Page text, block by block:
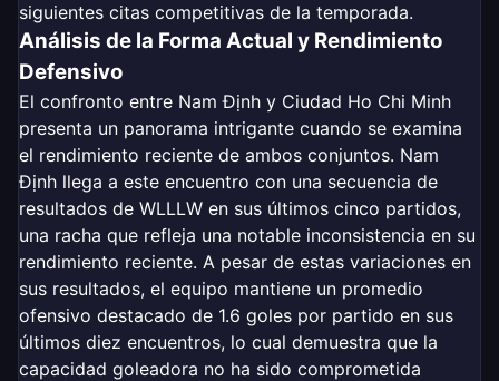
siguientes citas competitivas de la temporada.
Análisis de la Forma Actual y Rendimiento
Defensivo
El confronto entre Nam Định y Ciudad Ho Chi Minh
presenta un panorama intrigante cuando se examina
el rendimiento reciente de ambos conjuntos. Nam
Định llega a este encuentro con una secuencia de
resultados de WLLLW en sus últimos cinco partidos,
una racha que refleja una notable inconsistencia en su
rendimiento reciente. A pesar de estas variaciones en
sus resultados, el equipo mantiene un promedio
ofensivo destacado de 1.6 goles por partido en sus
últimos diez encuentros, lo cual demuestra que la
capacidad goleadora no ha sido comprometida